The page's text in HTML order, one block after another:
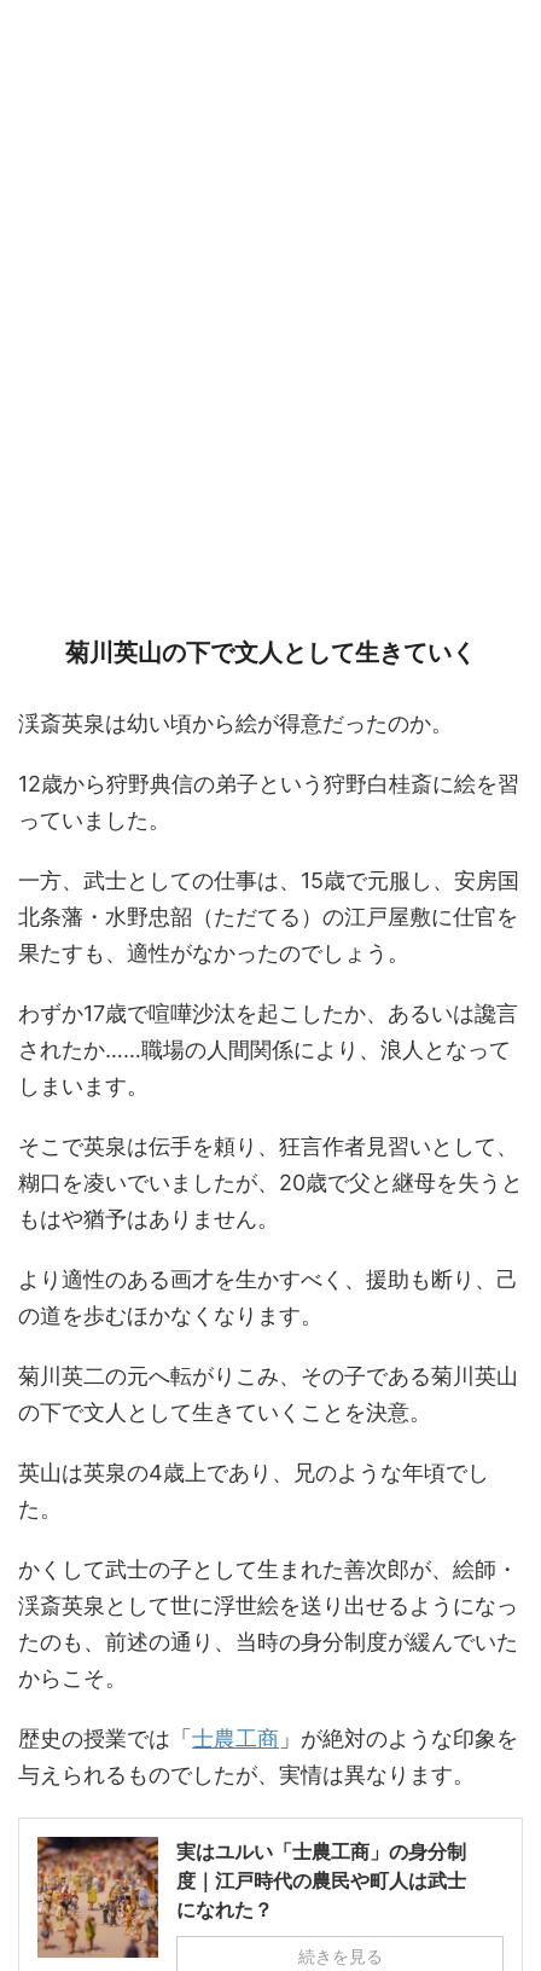
菊川英山の下で文人として生きていく
渓斎英泉は幼い頃から絵が得意だったのか。
12歳から狩野典信の弟子という狩野白桂斎に絵を習
っていました。
一方、武士としての仕事は、15歳で元服し、安房国
北条藩・水野忠韶（ただてる）の江戸屋敷に仕官を
果たすも、適性がなかったのでしょう。
わずか17歳で喧嘩沙汰を起こしたか、あるいは讒言
されたか……職場の人間関係により、浪人となって
しまいます。
そこで英泉は伝手を頼り、狂言作者見習いとして、
糊口を凌いでいましたが、20歳で父と継母を失うと
もはや猶予はありません。
より適性のある画才を生かすべく、援助も断り、己
の道を歩むほかなくなります。
菊川英二の元へ転がりこみ、その子である菊川英山
の下で文人として生きていくことを決意。
英山は英泉の4歳上であり、兄のような年頃でし
た。
かくして武士の子として生まれた善次郎が、絵師・
渓斎英泉として世に浮世絵を送り出せるようになっ
たのも、前述の通り、当時の身分制度が緩んでいた
からこそ。
歴史の授業では「士農工商 」が絶対のような印象を
与えられるものでしたが、実情は異なります。
実はユルい「士農工商」の身分制
度｜江戸時代の農民や町人は武士
になれた？
続きを見る